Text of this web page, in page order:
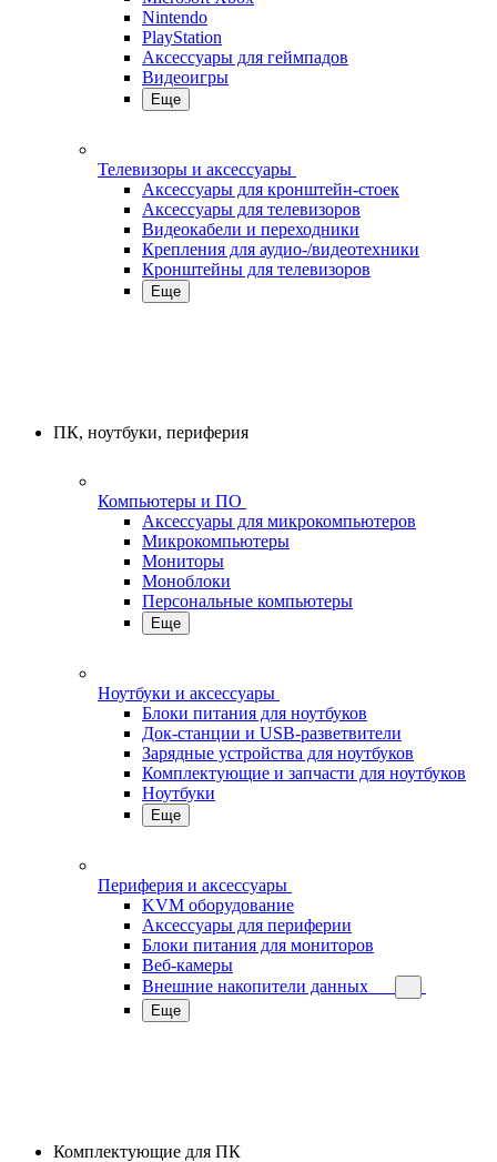
Nintendo
PlayStation
Аксессуары для геймпадов
Видеоигры
Еще
Телевизоры и аксессуары
Аксессуары для кронштейн-стоек
Аксессуары для телевизоров
Видеокабели и переходники
Крепления для аудио-/видеотехники
Кронштейны для телевизоров
Еще
ПК, ноутбуки, периферия
Компьютеры и ПО
Аксессуары для микрокомпьютеров
Микрокомпьютеры
Мониторы
Моноблоки
Персональные компьютеры
Еще
Ноутбуки и аксессуары
Блоки питания для ноутбуков
Док-станции и USB-разветвители
Зарядные устройства для ноутбуков
Комплектующие и запчасти для ноутбуков
Ноутбуки
Еще
Периферия и аксессуары
KVM оборудование
Аксессуары для периферии
Блоки питания для мониторов
Веб-камеры
Внешние накопители данных
Еще
Комплектующие для ПК